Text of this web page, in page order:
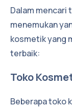
Dalam mencari
menemukan
kosmetik yang
terbaik:
Toko
Beberapa toko